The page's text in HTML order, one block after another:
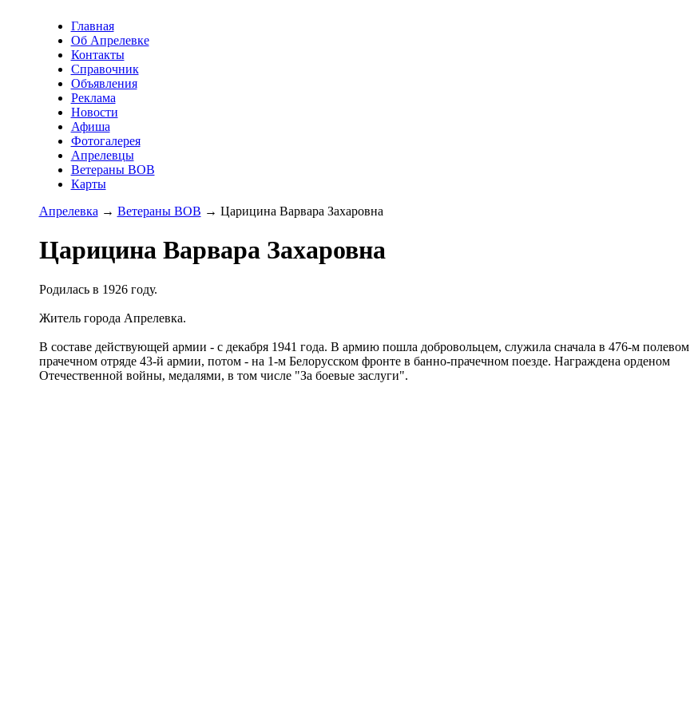
Главная
Об Апрелевке
Контакты
Справочник
Объявления
Реклама
Новости
Афиша
Фотогалерея
Апрелевцы
Ветераны ВОВ
Карты
Апрелевка → Ветераны ВОВ → Царицина Варвара Захаровна
Царицина Варвара Захаровна
Родилась в 1926 году.
Житель города Апрелевка.
В составе действующей армии - с декабря 1941 года. В армию пошла добровольцем, служила сначала в 476-м полевом
прачечном отряде 43-й армии, потом - на 1-м Белорусском фронте в банно-прачечном поезде. Награждена орденом
Отечественной войны, медалями, в том числе "За боевые заслуги".